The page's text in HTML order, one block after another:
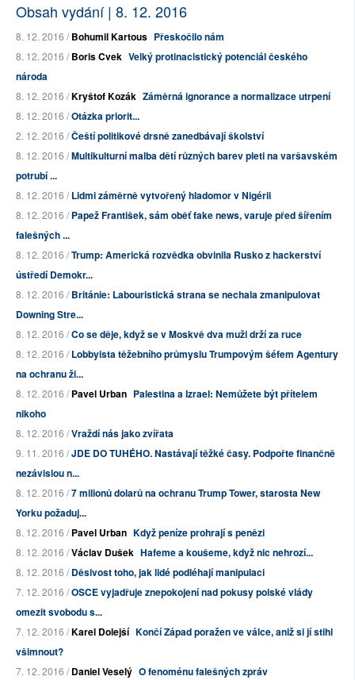
Obsah vydání | 8. 12. 2016
8. 12. 2016 /Bohumil Kartous Přeskočilo nám
8. 12. 2016 /Boris Cvek Velký protinacistický potenciál českého
národa
8. 12. 2016 /Kryštof Kozák Záměrná ignorance a normalizace utrpení
8. 12. 2016 /Otázka priorit...
2. 12. 2016 /Čeští politikové drsně zanedbávají školství
8. 12. 2016 /Multikulturní malba dětí různých barev pleti na varšavském
potrubí ...
8. 12. 2016 /Lidmi záměrně vytvořený hladomor v Nigérii
8. 12. 2016 /Papež František, sám oběť fake news, varuje před šířením
falešných ...
8. 12. 2016 /Trump: Americká rozvědka obvinila Rusko z hackerství
ústředí Demokr...
8. 12. 2016 /Británie: Labouristická strana se nechala zmanipulovat
Downing Stre...
8. 12. 2016 /Co se děje, když se v Moskvě dva muži drží za ruce
8. 12. 2016 /Lobbyista těžebního průmyslu Trumpovým šéfem Agentury
na ochranu ži...
8. 12. 2016 /Pavel Urban Palestina a Izrael: Nemůžete být přítelem
nikoho
8. 12. 2016 /Vraždí nás jako zvířata
9. 11. 2016 /JDE DO TUHÉHO. Nastávají těžké časy. Podpořte finančně
nezávislou n...
8. 12. 2016 /7 milionů dolarů na ochranu Trump Tower, starosta New
Yorku požaduj...
8. 12. 2016 /Pavel Urban Když peníze prohrají s penězi
8. 12. 2016 /Václav Dušek Hafeme a koušeme, když nic nehrozí...
8. 12. 2016 /Děsivost toho, jak lidé podléhají manipulaci
7. 12. 2016 /OSCE vyjadřuje znepokojení nad pokusy polské vlády
omezit svobodu s...
7. 12. 2016 /Karel Dolejší Končí Západ poražen ve válce, aniž si jí stihl
všimnout?
7. 12. 2016 /Daniel Veselý O fenoménu falešných zpráv